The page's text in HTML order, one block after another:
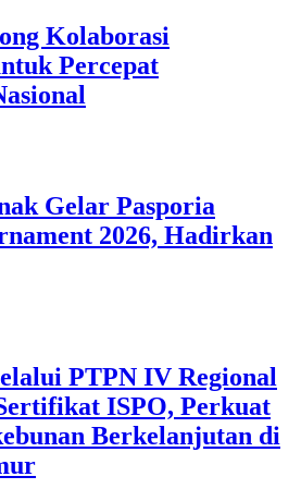
Kolaborasi
Percepat
Gelar Pasporia
2026, Hadirkan
PTPN IV Regional
ISPO, Perkuat
Berkelanjutan di